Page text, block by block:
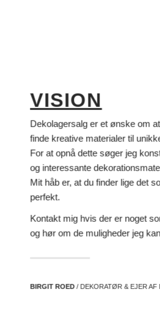
VISION
Dekolagersalg er et ønske om
finde kreative materialer til
For at opnå dette søger jeg
og interessante
Mit håb er, at du finder lige det
perfekt.
Kontakt mig hvis der er noget
og hør om de muligheder jeg
BIRGIT ROED/ DEKORATØR & EJER AF